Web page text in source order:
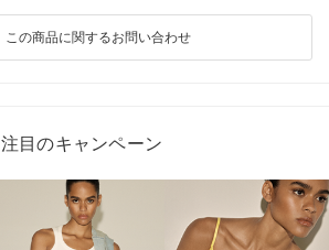
この商品に関するお問い合わせ
注目のキャンペーン